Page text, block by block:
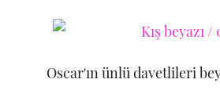
Oscar'ın ünlü davetlileri